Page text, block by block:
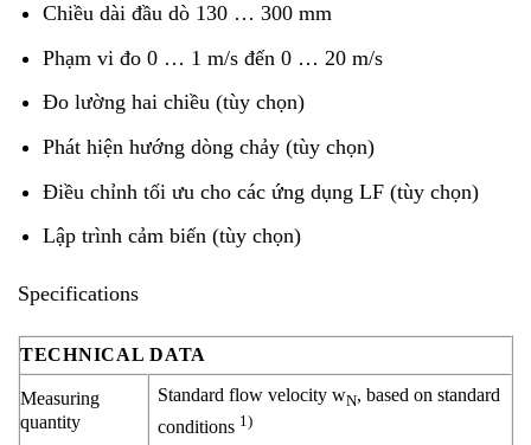
Chiều dài đầu dò 130 … 300 mm
Phạm vi đo 0 … 1 m/s đến 0 … 20 m/s
Đo lường hai chiều (tùy chọn)
Phát hiện hướng dòng chảy (tùy chọn)
Điều chỉnh tối ưu cho các ứng dụng LF (tùy chọn)
Lập trình cảm biến (tùy chọn)
Specifications
TECHNICAL DATA
Measuring
quantity
Standard flow velocity wN, based on standard
conditions 1)